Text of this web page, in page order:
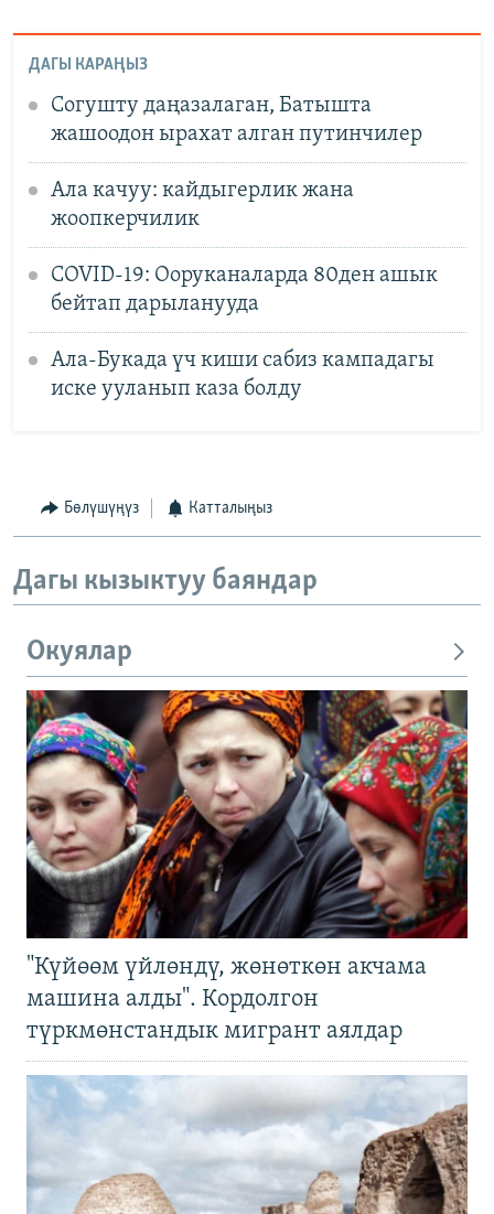
ДАГЫ КАРАҢЫЗ
Согушту даңазалаган, Батышта
жашоодон ырахат алган путинчилер
Ала качуу: кайдыгерлик жана
жоопкерчилик
COVID-19: Ооруканаларда 80ден ашык
бейтап дарыланууда
Ала-Букада үч киши сабиз кампадагы
иске ууланып каза болду
Бөлүшүңүз Катталыңыз
Дагы кызыктуу баяндар
Окуялар
"Күйөөм үйлөндү, жөнөткөн акчама
машина алды". Кордолгон
түркмөнстандык мигрант аялдар